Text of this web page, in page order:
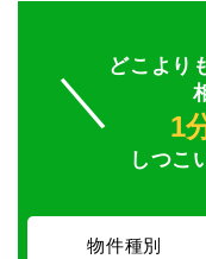
どこより
1
しつこ
物件種別